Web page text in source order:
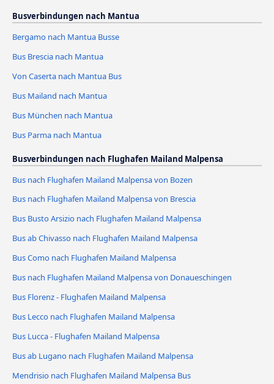
Busverbindungen nach Mantua
Bergamo nach Mantua Busse
Bus Brescia nach Mantua
Von Caserta nach Mantua Bus
Bus Mailand nach Mantua
Bus München nach Mantua
Bus Parma nach Mantua
Busverbindungen nach Flughafen Mailand Malpensa
Bus nach Flughafen Mailand Malpensa von Bozen
Bus nach Flughafen Mailand Malpensa von Brescia
Bus Busto Arsizio nach Flughafen Mailand Malpensa
Bus ab Chivasso nach Flughafen Mailand Malpensa
Bus Como nach Flughafen Mailand Malpensa
Bus nach Flughafen Mailand Malpensa von Donaueschingen
Bus Florenz - Flughafen Mailand Malpensa
Bus Lecco nach Flughafen Mailand Malpensa
Bus Lucca - Flughafen Mailand Malpensa
Bus ab Lugano nach Flughafen Mailand Malpensa
Mendrisio nach Flughafen Mailand Malpensa Bus